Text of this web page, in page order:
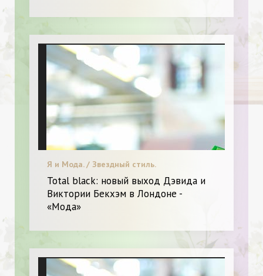
Я и Мода. / Звездный стиль.
Total black: новый выход Дэвида и
Виктории Бекхэм в Лондоне -
«Мода»